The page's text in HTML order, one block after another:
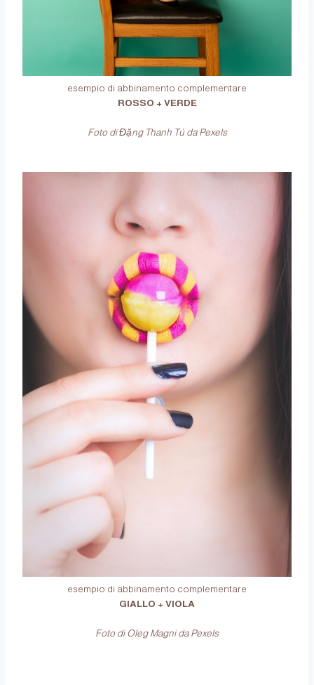
esempio di abbinamento complementare
ROSSO + VERDE
Foto di Đặng Thanh Tú da Pexels
esempio di abbinamento complementare
GIALLO + VIOLA
Foto di Oleg Magni da Pexels